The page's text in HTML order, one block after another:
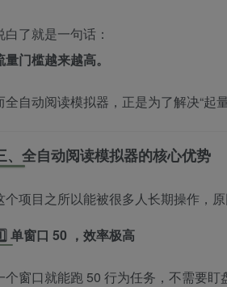
白了就是一句话：
量门槛越来越高。
全自动阅读模拟器，正是为了解决“起
、全自动阅读模拟器的核心优势
个项目之所以能被很多人长期操作，原
单窗口 50 ，效率极高
个窗口就能跑 50 行为任务，不需要盯